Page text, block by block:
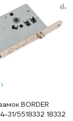
BORDER
31/5518332 18332